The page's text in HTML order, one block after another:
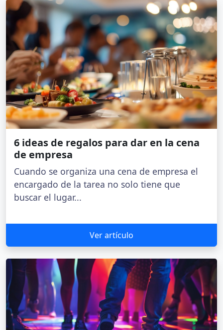
6 ideas de regalos para dar en la cena
de empresa
Cuando se organiza una cena de empresa el
encargado de la tarea no solo tiene que
buscar el lugar...
Ver artículo